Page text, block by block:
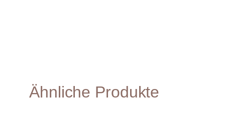
Ähnliche Produkte